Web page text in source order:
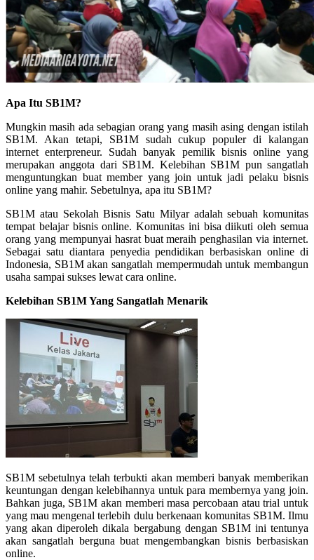
Apa Itu SB1M?
Mungkin masih ada sebagian orang yang masih asing dengan istilah
SB1M. Akan tetapi, SB1M sudah cukup populer di kalangan
internet enterpreneur. Sudah banyak pemilik bisnis online yang
merupakan anggota dari SB1M. Kelebihan SB1M pun sangatlah
menguntungkan buat member yang join untuk jadi pelaku bisnis
online yang mahir. Sebetulnya, apa itu SB1M?
SB1M atau Sekolah Bisnis Satu Milyar adalah sebuah komunitas
tempat belajar bisnis online. Komunitas ini bisa diikuti oleh semua
orang yang mempunyai hasrat buat meraih penghasilan via internet.
Sebagai satu diantara penyedia pendidikan berbasiskan online di
Indonesia, SB1M akan sangatlah mempermudah untuk membangun
usaha sampai sukses lewat cara online.
Kelebihan SB1M Yang Sangatlah Menarik
SB1M sebetulnya telah terbukti akan memberi banyak memberikan
keuntungan dengan kelebihannya untuk para membernya yang join.
Bahkan juga, SB1M akan memberi masa percobaan atau trial untuk
yang mau mengenal terlebih dulu berkenaan komunitas SB1M. Ilmu
yang akan diperoleh dikala bergabung dengan SB1M ini tentunya
akan sangatlah berguna buat mengembangkan bisnis berbasiskan
online.